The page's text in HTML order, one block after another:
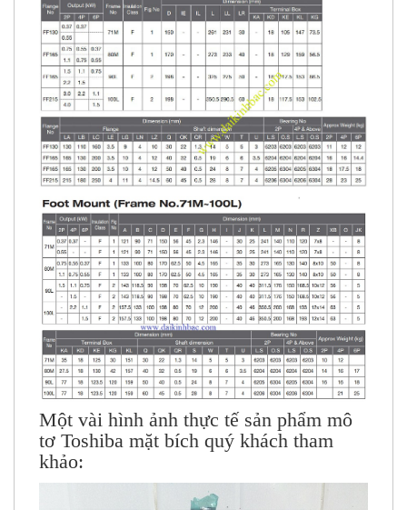
Một vài hình ảnh thực tế sản phẩm mô
tơ Toshiba mặt bích quý khách tham
khảo: